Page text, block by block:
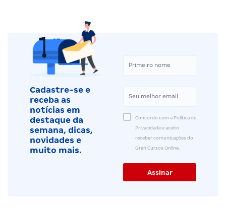
Cadastre-se e
receba as
notícias em
destaque da
semana, dicas,
novidades e
muito mais.
Concordo com a Política de
Privacidade e aceito
receber comunicações do
Gran Cursos Online.